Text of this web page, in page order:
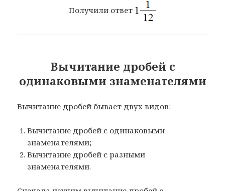
Получили ответ
Вычитание дробей с
одинаковыми знаменателями
Вычитание дробей бывает двух видов:
Вычитание дробей с одинаковыми
знаменателями;
Вычитание дробей с разными
знаменателями.